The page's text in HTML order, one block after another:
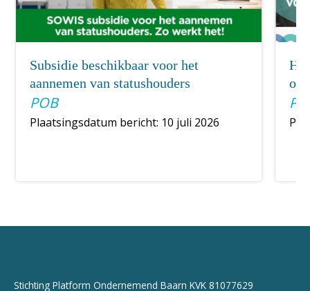
Subsidie beschikbaar voor het
aannemen van statushouders
POB
Plaatsingsdatum bericht: 10 juli 2026
Stichting Platform Ondernemend Baarn KVK 81077629